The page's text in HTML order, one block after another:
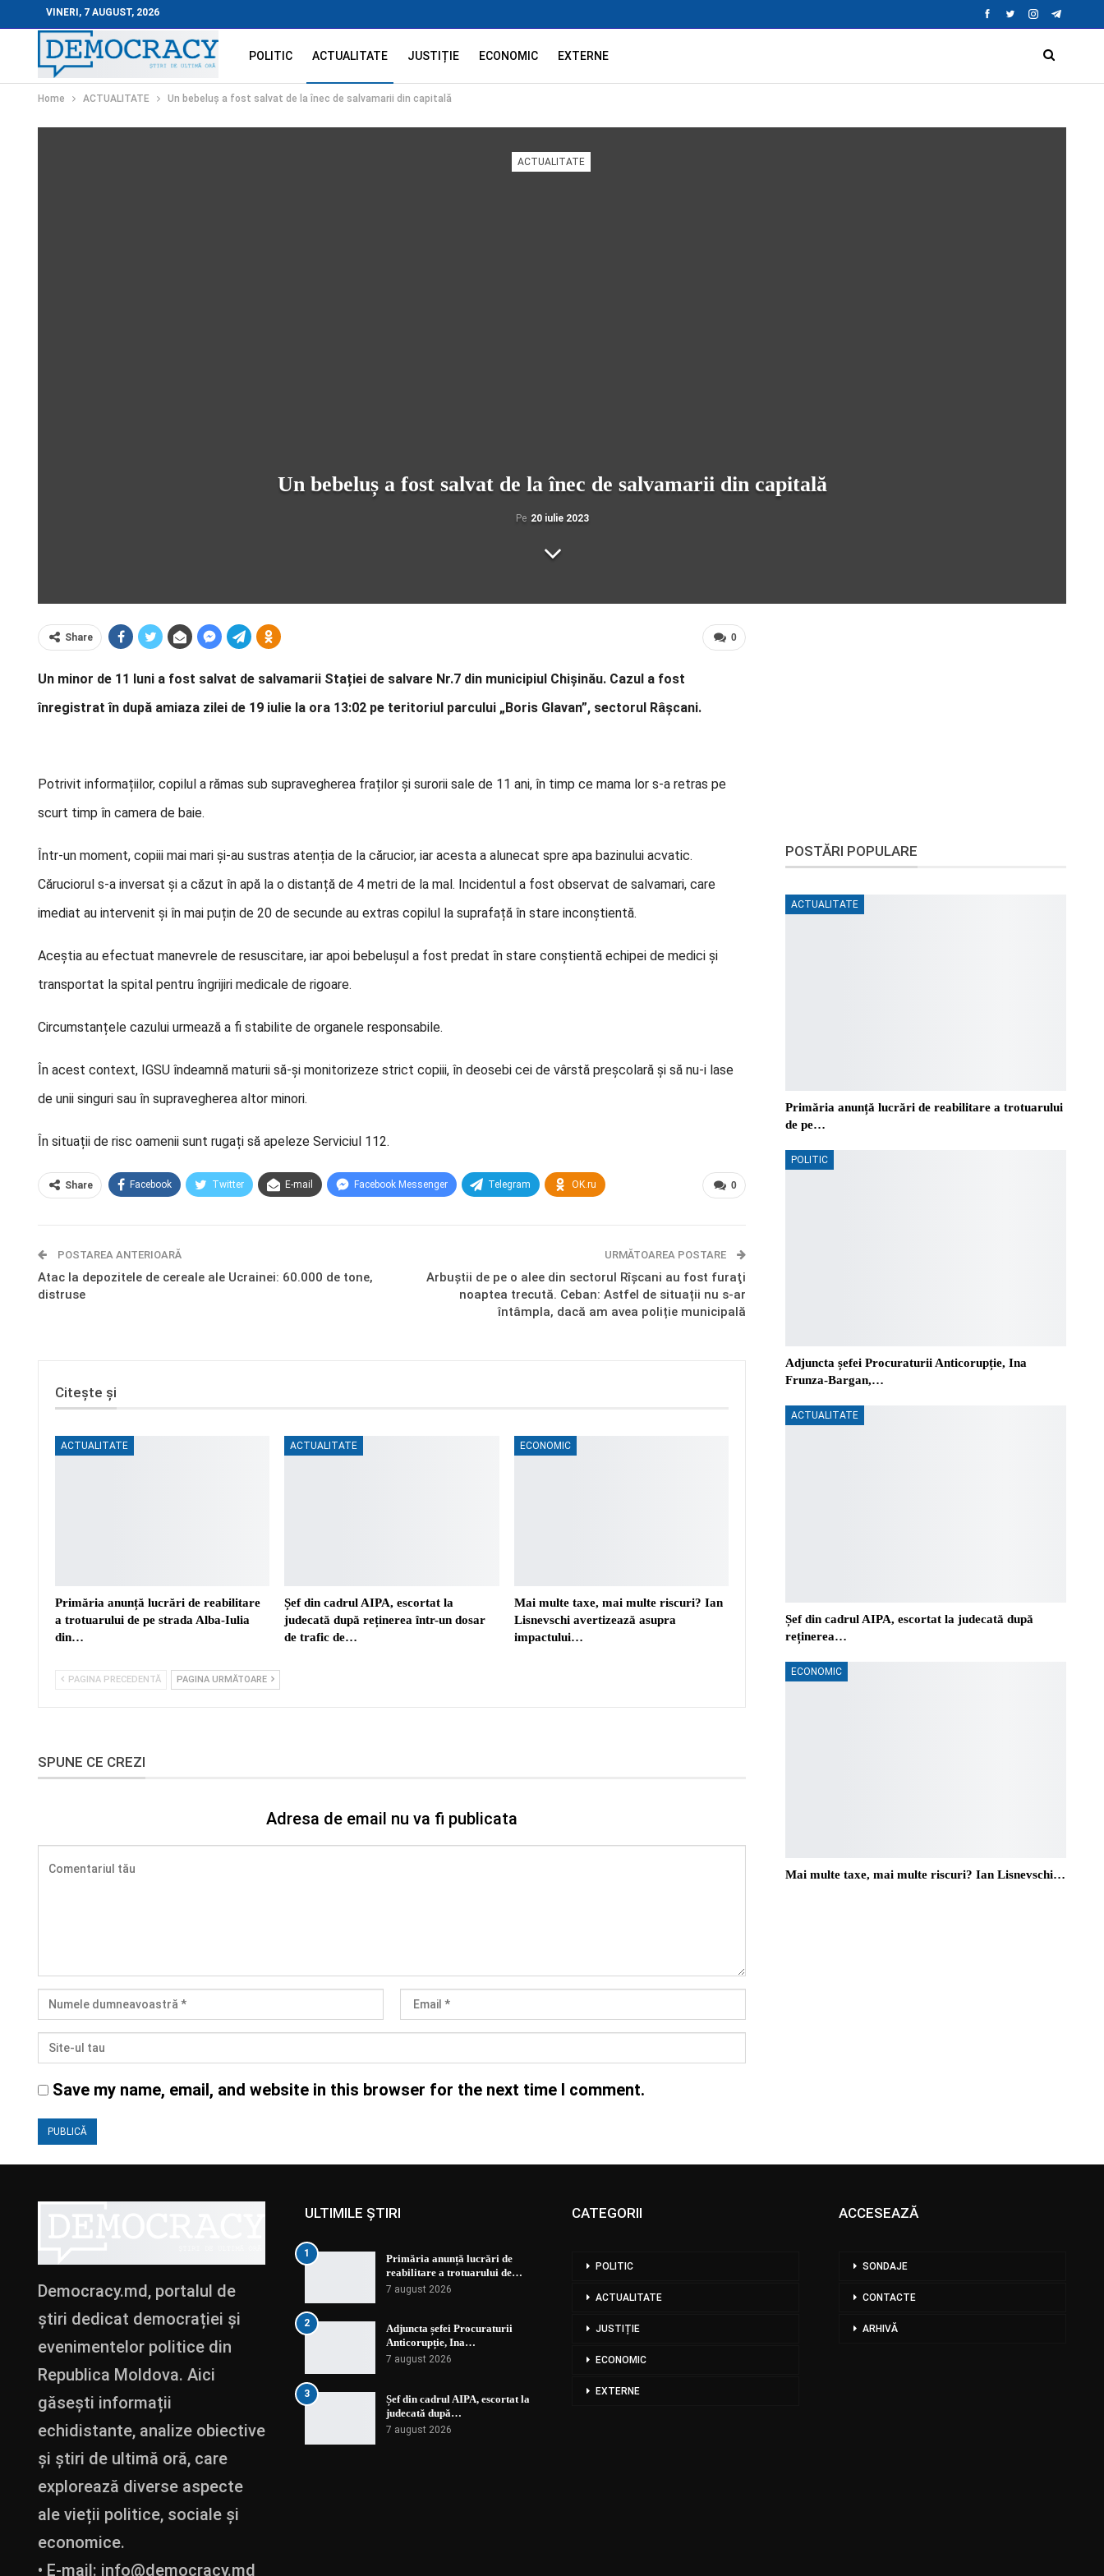
VINERI, 7 AUGUST, 2026
POLITIC ACTUALITATE JUSTIȚIE ECONOMIC EXTERNE
Home ACTUALITATE Un bebeluș a fost salvat de la înec de salvamarii din capitală
ACTUALITATE
Un bebeluș a fost salvat de la înec de salvamarii din capitală
Pe 20 iulie 2023
0
Share
Un minor de 11 luni a fost salvat de salvamarii Stației de salvare Nr.7 din municipiul Chișinău. Cazul a fost
înregistrat în după amiaza zilei de 19 iulie la ora 13:02 pe teritoriul parcului „Boris Glavan”, sectorul Râșcani.
Potrivit informațiilor, copilul a rămas sub supravegherea fraților și surorii sale de 11 ani, în timp ce mama lor s-a retras pe
scurt timp în camera de baie.
Într-un moment, copiii mai mari și-au sustras atenția de la cărucior, iar acesta a alunecat spre apa bazinului acvatic.
Căruciorul s-a inversat și a căzut în apă la o distanță de 4 metri de la mal. Incidentul a fost observat de salvamari, care
imediat au intervenit și în mai puțin de 20 de secunde au extras copilul la suprafață în stare inconștientă.
Aceștia au efectuat manevrele de resuscitare, iar apoi bebelușul a fost predat în stare conștientă echipei de medici și
transportat la spital pentru îngrijiri medicale de rigoare.
Circumstanțele cazului urmează a fi stabilite de organele responsabile.
În acest context, IGSU îndeamnă maturii să-și monitorizeze strict copiii, în deosebi cei de vârstă preșcolară și să nu-i lase
de unii singuri sau în supravegherea altor minori.
În situații de risc oamenii sunt rugați să apeleze Serviciul 112.
0
Share Facebook Twitter E-mail Facebook Messenger Telegram OK.ru
POSTAREA ANTERIOARĂ
Atac la depozitele de cereale ale Ucrainei: 60.000 de tone,
distruse
URMĂTOAREA POSTARE
Arbuştii de pe o alee din sectorul Rîşcani au fost furaţi
noaptea trecută. Ceban: Astfel de situații nu s-ar
întâmpla, dacă am avea poliție municipală
Citește și
ACTUALITATE
Primăria anunță lucrări de reabilitare
a trotuarului de pe strada Alba-Iulia
din…
ACTUALITATE
Șef din cadrul AIPA, escortat la
judecată după reținerea într-un dosar
de trafic de…
ECONOMIC
Mai multe taxe, mai multe riscuri? Ian
Lisnevschi avertizează asupra
impactului…
PAGINA PRECEDENTĂ PAGINA URMĂTOARE
SPUNE CE CREZI
Adresa de email nu va fi publicata
Save my name, email, and website in this browser for the next time I comment.
POSTĂRI POPULARE
ACTUALITATE
Primăria anunță lucrări de reabilitare a trotuarului
de pe…
POLITIC
Adjuncta șefei Procuraturii Anticorupție, Ina
Frunza-Bargan,…
ACTUALITATE
Șef din cadrul AIPA, escortat la judecată după
reținerea…
ECONOMIC
Mai multe taxe, mai multe riscuri? Ian Lisnevschi…
Democracy.md, portalul de
știri dedicat democrației și
evenimentelor politice din
Republica Moldova. Aici
găsești informații
echidistante, analize obiective
și știri de ultimă oră, care
explorează diverse aspecte
ale vieții politice, sociale și
economice.
• E-mail: info@democracy.md
ULTIMILE ȘTIRI
1
Primăria anunță lucrări de
reabilitare a trotuarului de…
7 august 2026
2
Adjuncta șefei Procuraturii
Anticorupție, Ina…
7 august 2026
3
Șef din cadrul AIPA, escortat la
judecată după…
7 august 2026
CATEGORII
POLITIC
ACTUALITATE
JUSTIȚIE
ECONOMIC
EXTERNE
ACCESEAZĂ
SONDAJE
CONTACTE
ARHIVĂ